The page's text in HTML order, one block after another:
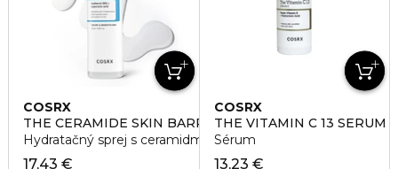
COSRX
THE CERAMIDE SKIN BARRIER MOISTURIZIN MIST
Hydratačný sprej s ceramidmi
17,43 €
COSRX
THE VITAMIN C 13 SERUM
Sérum
13,23 €